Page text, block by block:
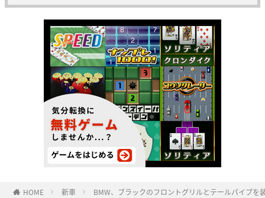
HOME 新車 BMW、ブラックのフロントグリルとテールパイプ